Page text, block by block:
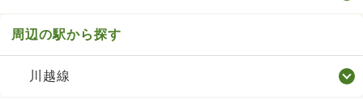
周辺の駅から探す
川越線